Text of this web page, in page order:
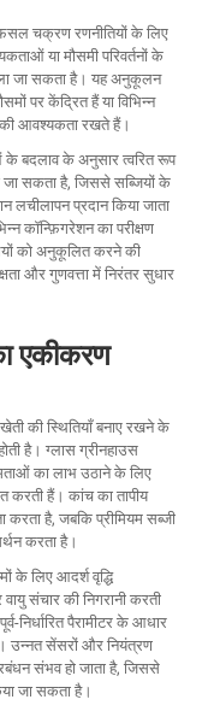
फसल चक्रण रणनीतियों के लिए
या मौसमी परिवर्तनों के
जा सकता है। यह अनुकूलन
पर केंद्रित हैं या विभिन्न
आवश्यकता रखते हैं।
बदलाव के अनुसार त्वरित रूप
जा सकता है, जिससे सब्जियों के
लचीलापन प्रदान किया जाता
कॉन्फ़िगरेशन का परीक्षण
को अनुकूलित करने की
और गुणवत्ता में निरंतर सुधार
एकीकरण
की स्थितियाँ बनाए रखने के
है। ग्लास ग्रीनहाउस
का लाभ उठाने के लिए
करती हैं। कांच का तापीय
करता है, जबकि प्रीमियम सब्जी
करता है।
के लिए आदर्श वृद्धि
संचार की निगरानी करती
निर्धारित पैरामीटर के आधार
उन्नत सेंसरों और नियंत्रण
संभव हो जाता है, जिससे
जा सकता है।